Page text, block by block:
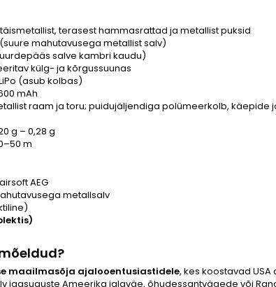
terasest hammasrattad ja metallist puksid
mahutavusega metallist salv)
salve kambri kaudu)
külg- ja kõrgussuunas
(asub kolbas)
mAh
raam ja toru; puidujäljendiga polümeerkolb, käepide
g – 0,28 g
m
AEG
metallsalv
maailmasõja ajalooentusiastidele, kes koostavad
igasuguste Ameerika jalaväe, õhudessantvägede või